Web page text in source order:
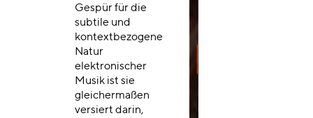
Gespür für die
subtile und
kontextbezogene
Natur
elektronischer
Musik ist sie
gleichermaßen
versiert darin,